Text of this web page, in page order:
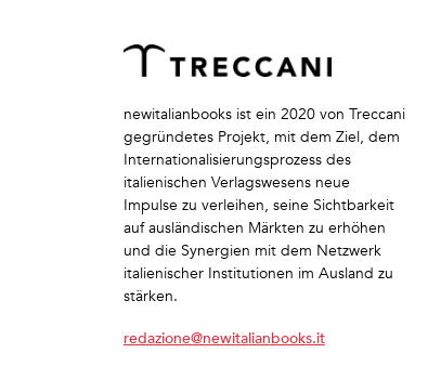
newitalianbooks ist ein 2020 von Treccani
gegründetes Projekt, mit dem Ziel, dem
Internationalisierungsprozess des
italienischen Verlagswesens neue
Impulse zu verleihen, seine Sichtbarkeit
auf ausländischen Märkten zu erhöhen
und die Synergien mit dem Netzwerk
italienischer Institutionen im Ausland zu
stärken.
redazione@newitalianbooks.it